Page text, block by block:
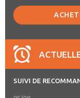
SUIVI DE